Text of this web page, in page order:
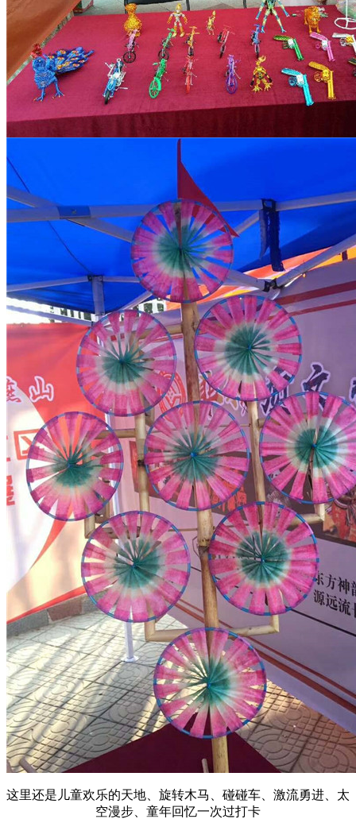
这里还是儿童欢乐的天地、旋转木马、碰碰车、激流勇进、太
空漫步、童年回忆一次过打卡